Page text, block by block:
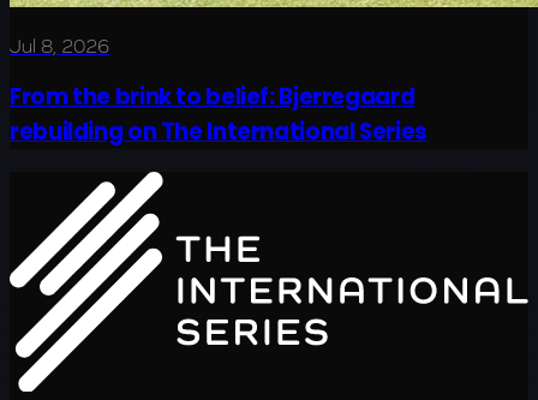
Jul 8, 2026
From the brink to belief: Bjerregaard
rebuilding on The International Series